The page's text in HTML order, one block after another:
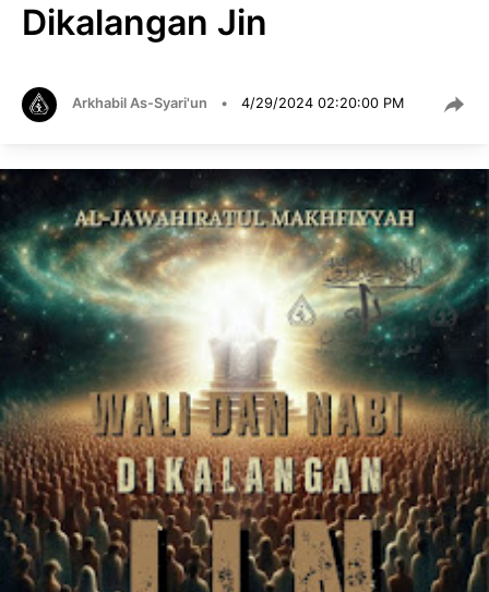
Dikalangan Jin
Arkhabil As-Syari'un • 4/29/2024 02:20:00 PM